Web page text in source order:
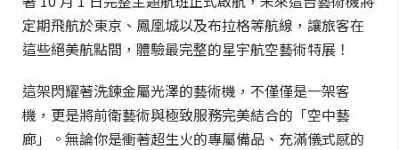
定期飛航於東京、鳳凰城以及布拉格等航線，讓旅客在
這些絕美航點間，體驗最完整的星宇航空藝術特展！
這架閃耀著洗鍊金屬光澤的藝術機，不僅僅是一架客
機，更是將前衛藝術與極致服務完美結合的「空中藝
廊」。無論你是衝著超生火的專屬備品、充滿儀式感的